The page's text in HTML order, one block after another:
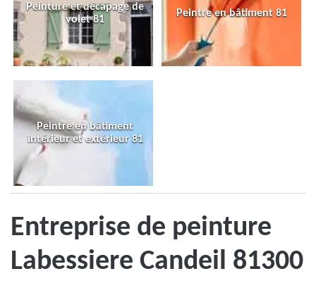
Peinture et décapage de
volet 81
Peintre en bâtiment 81
Peintre en bâtiment
intérieur et extérieur 81
Entreprise de peinture
Labessiere Candeil 81300